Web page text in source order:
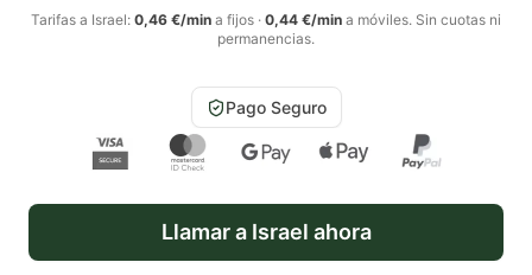
Tarifas a Israel: 0,46 €/min a fijos · 0,44 €/min a móviles. Sin cuotas ni
permanencias.
Pago Seguro
Llamar a Israel ahora